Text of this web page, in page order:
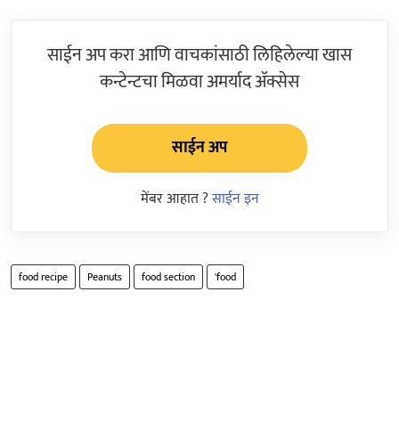
साईन अप करा आणि वाचकांसाठी लिहिलेल्या खास
कन्टेन्टचा मिळवा अमर्याद ॲक्सेस
साईन अप
मेंबर आहात ?साईन इन
food recipe Peanuts food section 'food